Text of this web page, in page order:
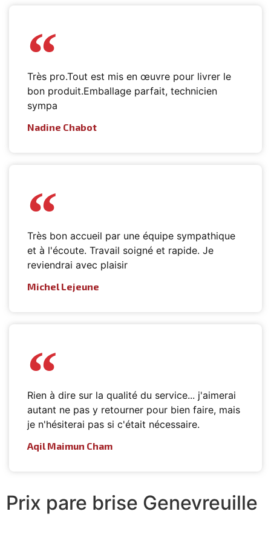
Très pro.Tout est mis en œuvre pour livrer le
bon produit.Emballage parfait, technicien
sympa
Nadine Chabot
Très bon accueil par une équipe sympathique
et à l'écoute. Travail soigné et rapide. Je
reviendrai avec plaisir
Michel Lejeune
Rien à dire sur la qualité du service... j'aimerai
autant ne pas y retourner pour bien faire, mais
je n'hésiterai pas si c'était nécessaire.
Aqil Maimun Cham
Prix pare brise Genevreuille